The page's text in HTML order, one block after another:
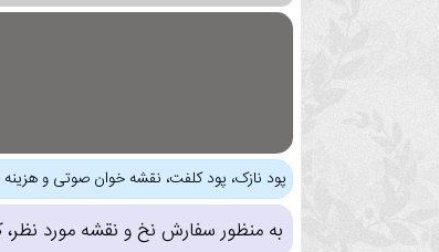
پود نازک، پود کلفت، نقشه خوان صوتی و
به منظور سفارش نخ و نقشه مورد